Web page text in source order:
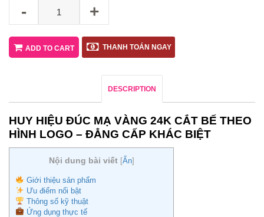
- +
ADD TO CART THANH TOÁN NGAY
DESCRIPTION
HUY HIỆU ĐÚC MẠ VÀNG 24K CẮT BẾ THEO
HÌNH LOGO – ĐẲNG CẤP KHÁC BIỆT
Nội dung bài viết [Ẩn]
Giới thiệu sản phẩm
Ưu điểm nổi bật
Thông số kỹ thuật
Ứng dụng thực tế